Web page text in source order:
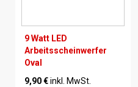
9 Watt LED
Arbeitsscheinwerfer
Oval
9,90 €inkl. MwSt.